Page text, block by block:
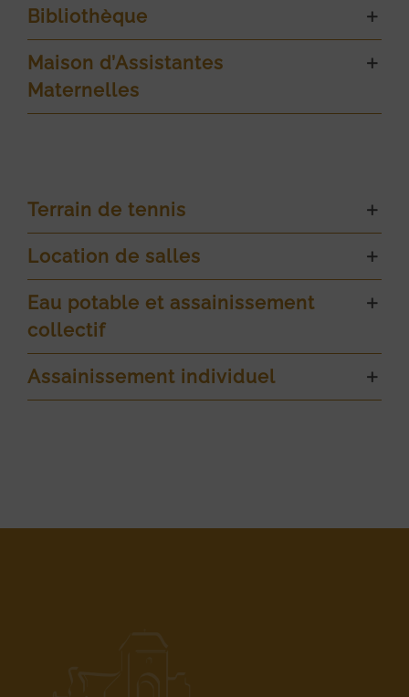
Bibliothèque
Maison d’Assistantes
Maternelles
Terrain de tennis
Location de salles
Eau potable et assainissement
collectif
Assainissement individuel